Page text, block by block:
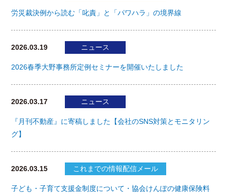
労災裁決例から読む「叱責」と「パワハラ」の境界線
2026.03.19 ニュース
2026春季大野事務所定例セミナーを開催いたしました
2026.03.17 ニュース
『月刊不動産』に寄稿しました【会社のSNS対策とモニタリン
グ】
2026.03.15 これまでの情報配信メール
子ども・子育て支援金制度について・協会けんぽの健康保険料